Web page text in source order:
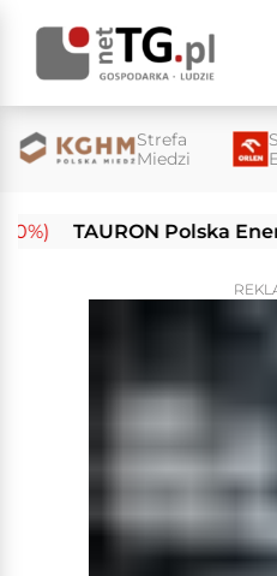
Strefa
Miedzi
TAURON Polska